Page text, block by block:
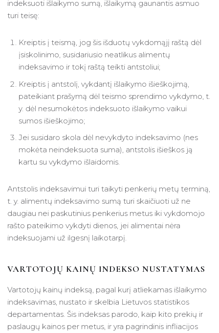
indeksuoti išlaikymo sumą, išlaikymą gaunantis asmuo
turi teisę:
Kreiptis į teismą, jog šis išduotų vykdomąjį raštą dėl
įsiskolinimo, susidariusio neatlikus alimentų
indeksavimo ir tokį raštą teikti antstoliui;
Kreiptis į antstolį, vykdantį išlaikymo išieškojimą,
pateikiant prašymą dėl teismo sprendimo vykdymo, t.
y. dėl nesumokėtos indeksuoto išlaikymo vaikui
sumos išieškojimo;
Jei susidaro skola dėl nevykdyto indeksavimo (nes
mokėta neindeksuota suma), antstolis išieškos ją
kartu su vykdymo išlaidomis.
Antstolis indeksavimui turi taikyti penkerių metų terminą,
t. y. alimentų indeksavimo sumą turi skaičiuoti už ne
daugiau nei paskutinius penkerius metus iki vykdomojo
rašto pateikimo vykdyti dienos, jei alimentai nėra
indeksuojami už ilgesnį laikotarpį.
VARTOTOJŲ KAINŲ INDEKSO NUSTATYMAS
Vartotojų kainų indeksą, pagal kurį atliekamas išlaikymo
indeksavimas, nustato ir skelbia Lietuvos statistikos
departamentas. Šis indeksas parodo, kaip kito prekių ir
paslaugų kainos per metus, ir yra pagrindinis infliacijos